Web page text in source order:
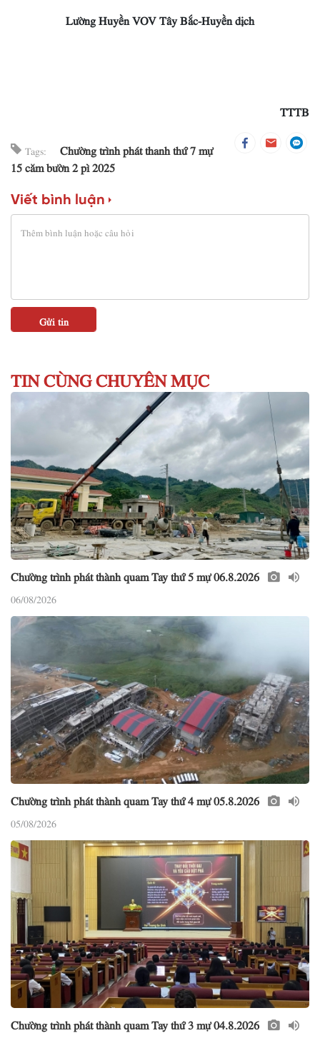
Lường Huyền VOV Tây Bắc-Huyền dịch
TTTB
Tags:
Chường trình phát thanh thứ 7 mự
15 căm bườn 2 pì 2025
Viết bình luận
TIN CÙNG CHUYÊN MỤC
Chường trình phát thành quam Tay thứ 5 mự 06.8.2026
06/08/2026
Chường trình phát thành quam Tay thứ 4 mự 05.8.2026
05/08/2026
Chường trình phát thành quam Tay thứ 3 mự 04.8.2026